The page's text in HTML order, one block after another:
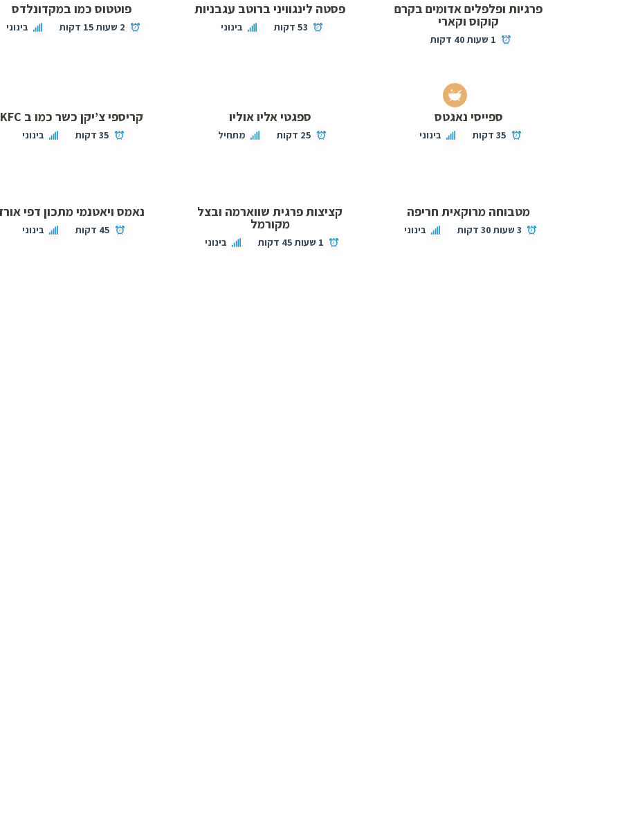
פרגיות ופלפלים אדומים בקרם
קוקוס וקארי
1 שעות 40 דקות
פסטה לינגוויני ברוטב עגבניות
53 דקות בינוני
פוטטוס כמו במקדונלדס
2 שעות 15 דקות בינוני
ספייסי נאגטס
35 דקות בינוני
ספגטי אליו אוליו
25 דקות מתחיל
קריספי צ’יקן כשר כמו ב KFC
35 דקות בינוני
מטבוחה מרוקאית חריפה
3 שעות 30 דקות בינוני
קציצות פרגית שווארמה ובצל
מקורמל
1 שעות 45 דקות בינוני
נאמס ויאטנמי מתכון דפי אורז
45 דקות בינוני